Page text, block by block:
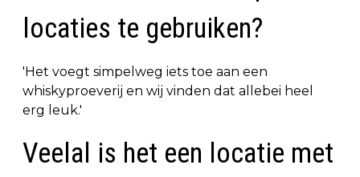
locaties te gebruiken?
'Het voegt simpelweg iets toe aan een
whiskyproeverij en wij vinden dat allebei heel
erg leuk.'
Veelal is het een locatie met